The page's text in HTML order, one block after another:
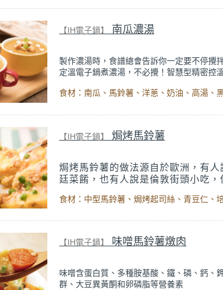
【IH電子鍋】 南瓜濃湯
製作濃湯時，食譜總會告訴你一定要不停攪
定溫電子鍋煮濃湯，不必攪！智慧型精密控
的食材，清爽的南瓜濃湯，免看顧，輕鬆完
【IH電子鍋】 焗烤馬鈴薯
焗烤馬鈴薯的做法源自於歐洲，有
廷菜餚，也有人說是倫敦街頭小吃，
得要用的廚具會是烤箱，但IH智能
了！
【IH電子鍋】 味噌馬鈴薯燉肉
味噌含蛋白質、多種胺基酸、鐵、磷、鈣、
群、大豆異黃酮和卵磷脂等營養素